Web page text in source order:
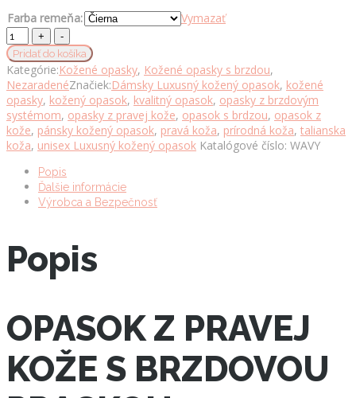
Farba remeňa:
Vymazať
Opasok
z
pravej
kože
s
brzdovou
prackou,
šírka
3.5cm
WAVY
množstvo
Pridať do košíka
Kategórie:Kožené opasky, Kožené opasky s brzdou,
NezaradenéZnačiek:Dámsky Luxusný kožený opasok, kožené
opasky, kožený opasok, kvalitný opasok, opasky z brzdovým
systémom, opasky z pravej kože, opasok s brdzou, opasok z
kože, pánsky kožený opasok, pravá koža, prírodná koža, talianska
koža, unisex Luxusný kožený opasok Katalógové číslo: WAVY
Popis
Ďalšie informácie
Výrobca a Bezpečnosť
Popis
OPASOK Z PRAVEJ
KOŽE S BRZDOVOU